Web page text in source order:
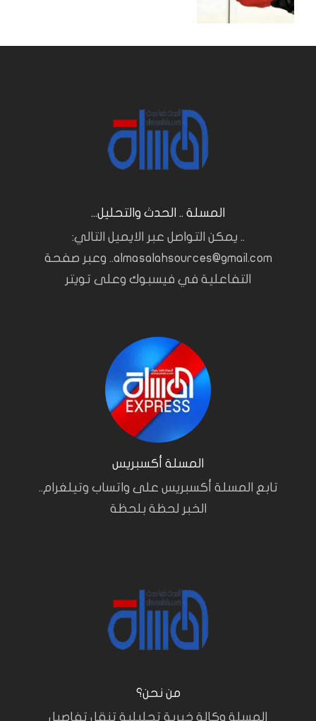
المسلة .. الحدث والتحليل...
.. يمكن التواصل عبر الايميل التالي:
almasalahsources@gmail.com.. وعبر صفحة
التفاعلية في فيسبوك وعلى تويتر
المسلة أكسبريس
تابع المسلة أكسبريس على واتساب وتيلغرام..
الخبر لحظة بلحظة
من نحن؟
المسلة وكالة خبرية تحليلية تنقل تفاصيل